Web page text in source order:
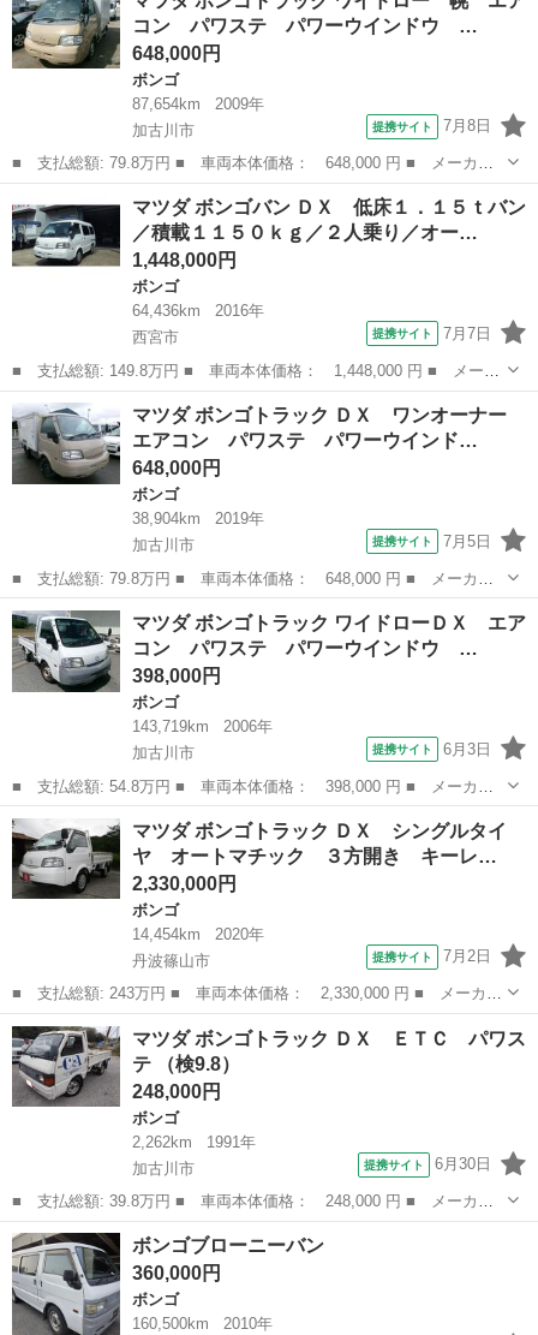
行距離無制限...
コン パワステ パワーウインドウ …
648,000円
ボンゴ
87,654km
2009年
加古川市
提携サイト 7月8日
■ 支払総額: 79.8万円 ■ 車両本体価格： 648,000 円 ■ メーカー
名： マツダ ■ 車種名： ボンゴトラック ■ グレード名： ワイ
ドロー 幌 エアコン パワステ パワーウインドウ エアバック
ＡＢＳ ＥＴ...
ボンゴ
マツダ ボンゴバン ＤＸ 低床１．１５ｔバン
／積載１１５０ｋｇ／２人乗り／オー…
1,448,000円
ボンゴ
64,436km
2016年
西宮市
提携サイト 7月7日
■ 支払総額: 149.8万円 ■ 車両本体価格： 1,448,000 円 ■ メーカ
ー名： マツダ ■ 車種名： ボンゴバン ■ グレード名： ＤＸ
低床１．１５ｔバン／積載１１５０ｋｇ／２人乗り／オートマ／ＡＴ
／エアコ...
兵庫 西宮市 ボンゴ
マツダ ボンゴトラック ＤＸ ワンオーナー
エアコン パワステ パワーウインド…
648,000円
ボンゴ
38,904km
2019年
加古川市
提携サイト 7月5日
■ 支払総額: 79.8万円 ■ 車両本体価格： 648,000 円 ■ メーカー
名： マツダ ■ 車種名： ボンゴトラック ■ グレード名： Ｄ
Ｘ ワンオーナー エアコン パワステ パワーウインドウ エアバ
ック ＡＢＳ ...
兵庫 加古川市 ボンゴ
マツダ ボンゴトラック ワイドローＤＸ エア
コン パワステ パワーウインドウ …
398,000円
ボンゴ
143,719km
2006年
加古川市
提携サイト 6月3日
■ 支払総額: 54.8万円 ■ 車両本体価格： 398,000 円 ■ メーカー
名： マツダ ■ 車種名： ボンゴトラック ■ グレード名： ワイ
ドローＤＸ エアコン パワステ パワーウインドウ エアバック
オートマチッ...
兵庫 加古川市 ボンゴ
マツダ ボンゴトラック ＤＸ シングルタイ
ヤ オートマチック ３方開き キーレ…
2,330,000円
ボンゴ
14,454km
2020年
丹波篠山市
提携サイト 7月2日
■ 支払総額: 243万円 ■ 車両本体価格： 2,330,000 円 ■ メーカー
名： マツダ ■ 車種名： ボンゴトラック ■ グレード名： Ｄ
Ｘ シングルタイヤ オートマチック ３方開き キーレス ＥＴ
Ｃ 左電動ミラ...
兵庫 丹波篠山市 ボンゴ
マツダ ボンゴトラック ＤＸ ＥＴＣ パワス
テ （検9.8）
248,000円
ボンゴ
2,262km
1991年
加古川市
提携サイト 6月30日
■ 支払総額: 39.8万円 ■ 車両本体価格： 248,000 円 ■ メーカー
名： マツダ ■ 車種名： ボンゴトラック ■ グレード名： Ｄ
Ｘ ＥＴＣ パワステ ■ 排気量： 1500cc ■ ドア枚数： 2D
■ ...
兵庫 加古川市 ボンゴ
ボンゴブローニーバン
360,000円
ボンゴ
160,500km
2010年